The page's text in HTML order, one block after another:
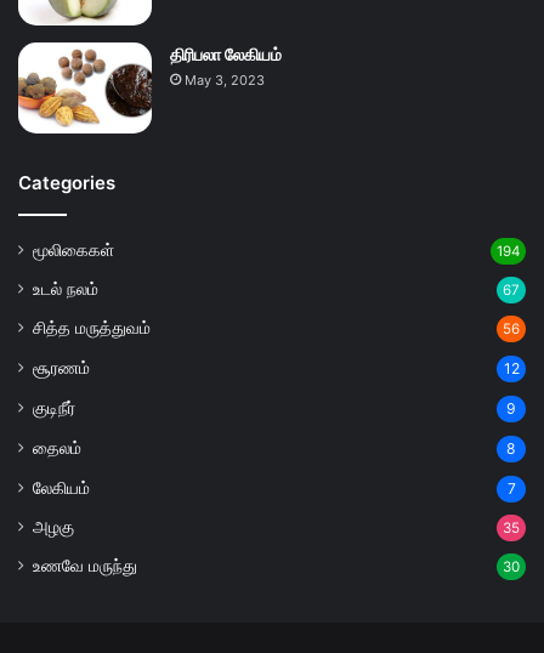
திரிபலா லேகியம்
May 3, 2023
Categories
மூலிகைகள் 194
உடல் நலம் 67
சித்த மருத்துவம் 56
சூரணம் 12
குடிநீர் 9
தைலம் 8
லேகியம் 7
அழகு 35
உணவே மருந்து 30